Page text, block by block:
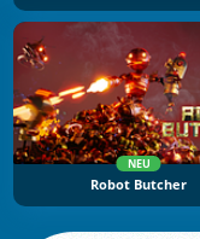
NEU
Robot Butcher